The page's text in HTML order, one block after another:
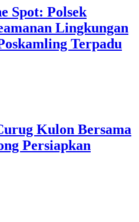
Spot: Polsek
Lingkungan
Terpadu
Kulon Bersama
Persiapkan